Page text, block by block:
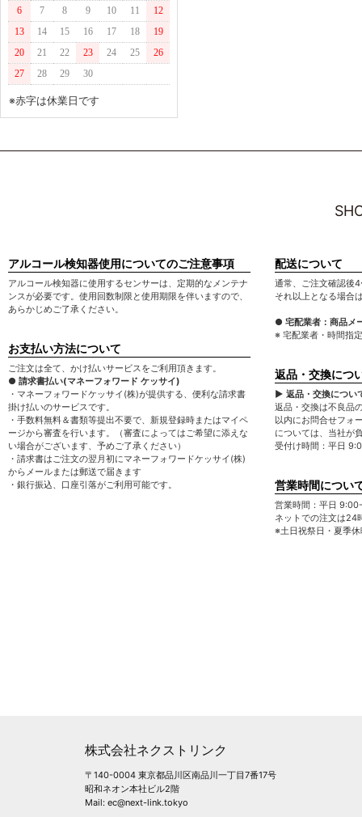
6
7 8 9 10 11
12
13
14 15 16 17 18
19
20
21 22 23 24 25
26
27
28 29 30
※赤字は休業日です
アルコール検知器使用についてのご注意事項
アルコール検知器に使用するセンサーは、定期的なメンテナ
ンスが必要です。使用回数制限と使用期限を伴いますので、
あらかじめご了承ください。
お支払い方法について
ご注文は全て、かけ払いサービスをご利用頂きます。
● 請求書払い(マネーフォワード ケッサイ)
・マネーフォワードケッサイ(株)が提供する、便利な請求書
掛け払いのサービスです。
・手数料無料＆書類等提出不要で、新規登録時またはマイペ
ージから審査を行います。（審査によってはご希望に添えな
い場合がございます、予めご了承ください）
・請求書はご注文の翌月初にマネーフォワードケッサイ(株)
からメールまたは郵送で届きます
・銀行振込、口座引落がご利用可能です。
配送について
通常、ご注文確認後
それ以上となる場合
● 宅配業者：商品メ
※ 宅配業者・時間指
返品・交換につ
▶ 返品・交換につい
返品・交換は不良品
以内にお問合せフォ
については、当社が
受付け時間：平日
営業時間につい
営業時間：平日
ネットでの注文は24
※土日祝祭日・夏季
株式会社ネクストリンク
〒140-0004 東京都品川区南品川一丁目7番17号
昭和ネオン本社ビル2階
Mail: ec@next-link.tokyo